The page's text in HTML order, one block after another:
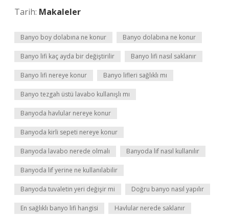
Tarih: Makaleler
Banyo boy dolabına ne konur Banyo dolabına ne konur
Banyo lifi kaç ayda bir değiştirilir Banyo lifi nasıl saklanır
Banyo lifi nereye konur Banyo lifleri sağlıklı mı
Banyo tezgah üstü lavabo kullanışlı mı
Banyoda havlular nereye konur
Banyoda kirli sepeti nereye konur
Banyoda lavabo nerede olmalı Banyoda lif nasıl kullanılır
Banyoda lif yerine ne kullanılabilir
Banyoda tuvaletin yeri değişir mi Doğru banyo nasıl yapılır
En sağlıklı banyo lifi hangisi Havlular nerede saklanır